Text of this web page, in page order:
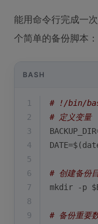
能用命令行完成一
个简单的备份脚本：
BASH
1
# !/bin/
2
# 定义变量
3
4
5
6
# 创建备份
7
mkdir -p
8
9
# 备份重要